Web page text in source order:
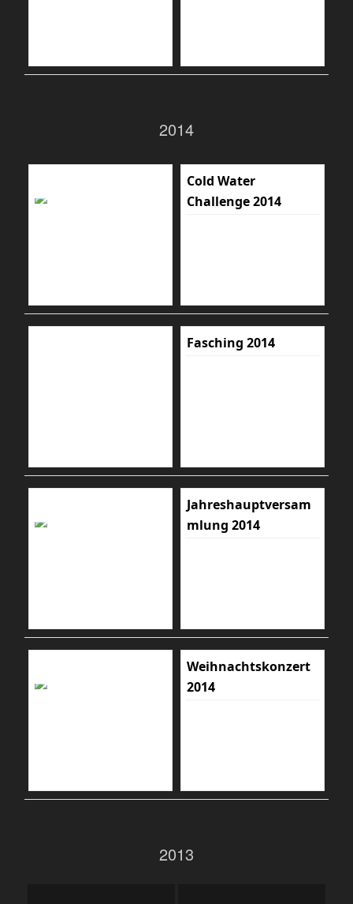
2014
Cold Water
Challenge 2014
Fasching 2014
Jahreshauptversam
mlung 2014
Weihnachtskonzert
2014
2013